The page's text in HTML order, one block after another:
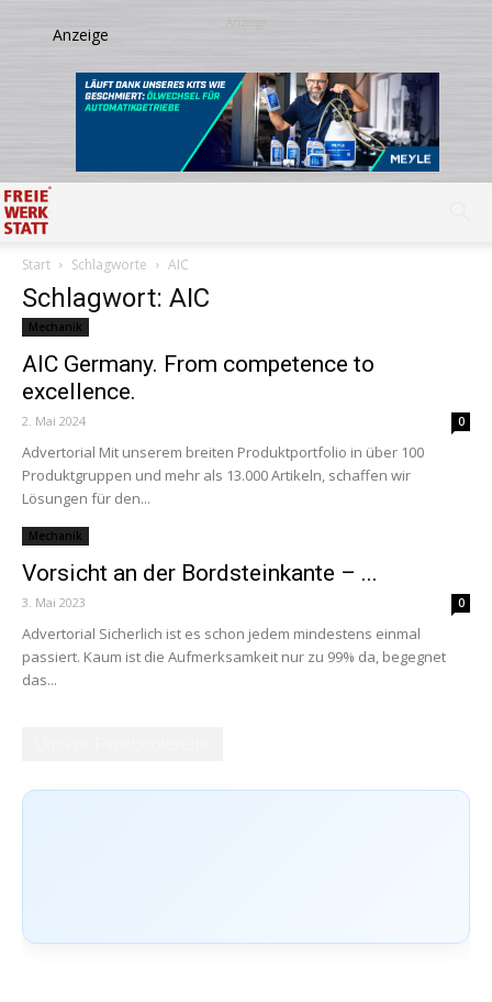
Start Schlagworte AIC
Schlagwort: AIC
Mechanik
AIC Germany. From competence to
excellence.
2. Mai 2024 0
Advertorial Mit unserem breiten Produktportfolio in über 100
Produktgruppen und mehr als 13.000 Artikeln, schaffen wir
Lösungen für den...
Mechanik
Vorsicht an der Bordsteinkante – ...
3. Mai 2023 0
Advertorial Sicherlich ist es schon jedem mindestens einmal
passiert. Kaum ist die Aufmerksamkeit nur zu 99% da, begegnet
das...